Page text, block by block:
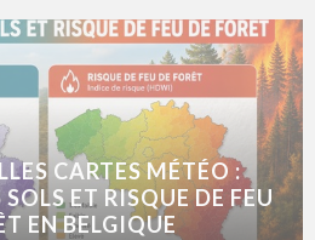
CARTES MÉTÉO :
SOLS ET RISQUE DE FEU
EN BELGIQUE